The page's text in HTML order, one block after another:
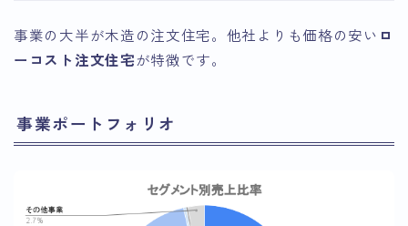
事業の大半が木造の注文住宅。他社よりも価格の安い ロ
ーコスト注文住宅が特徴です。
事業ポートフォリオ